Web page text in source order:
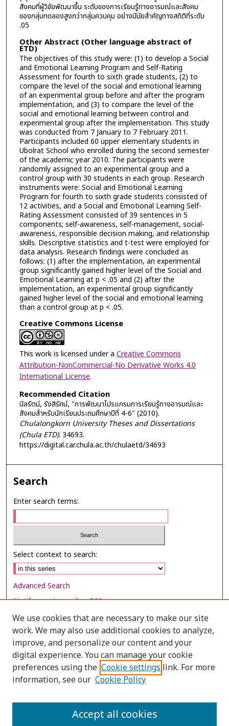
สังคมที่ผู้วิจัยพัฒนาขึ้น ระดับของการเรียนรู้ทางอารมณ์และสังคม
ของกลุ่มทดลองสูงกว่ากลุ่มควบคุม อย่างมีนัยสำคัญทางสถิติที่ระดับ
.05
Other Abstract (Other language abstract of
ETD)
The objectives of this study were: (1) to develop a Social
and Emotional Learning Program and Self-Rating
Assessment for fourth to sixth grade students, (2) to
compare the level of the social and emotional learning
of an experimental group before and after the program
implementation, and (3) to compare the level of the
social and emotional learning between control and
experimental group after the implementation. This study
was conducted from 7 January to 7 February 2011.
Participants included 60 upper elementary students in
Ubolrat School who enrolled during the second semester
of the academic year 2010. The participants were
randomly assigned to an experimental group and a
control group with 30 students in each group. Research
instruments were: Social and Emotional Learning
Program for fourth to sixth grade students consisted of
12 activities, and a Social and Emotional Learning Self-
Rating Assessment consisted of 39 sentences in 5
components; self-awareness, self-management, social-
awareness, responsible decision making, and relationship
skills. Descriptive statistics and t-test were employed for
data analysis. Research findings were concluded as
follows: (1) after the implementation, an experimental
group significantly gained higher level of the Social and
Emotional Learning at p < .05 and (2) after the
implementation, an experimental group significantly
gained higher level of the social and emotional learning
than a control group at p < .05.
Creative Commons License
This work is licensed under a Creative Commons
Attribution-NonCommercial-No Derivative Works 4.0
International License.
Recommended Citation
นิลรัตน์, รังสิรัศม์, "การพัฒนาโปรแกรมการเรียนรู้ทางอารมณ์และ
สังคมสำหรับนักเรียนประถมศึกษาปีที่ 4-6" (2010).
Chulalongkorn University Theses and Dissertations
(Chula ETD). 34693.
https://digital.car.chula.ac.th/chulaetd/34693
Search
Enter search terms:
Select context to search:
Advanced Search
Notify me via email orRSS
Browse
Collections
Disciplines
Authors
We use cookies that are necessary to make our site
work. We may also use additional cookies to analyze,
improve, and personalize our content and your
digital experience. You can manage your cookie
preferences using the Cookie settings link. For more
information, see our Cookie Policy
Accept all cookies